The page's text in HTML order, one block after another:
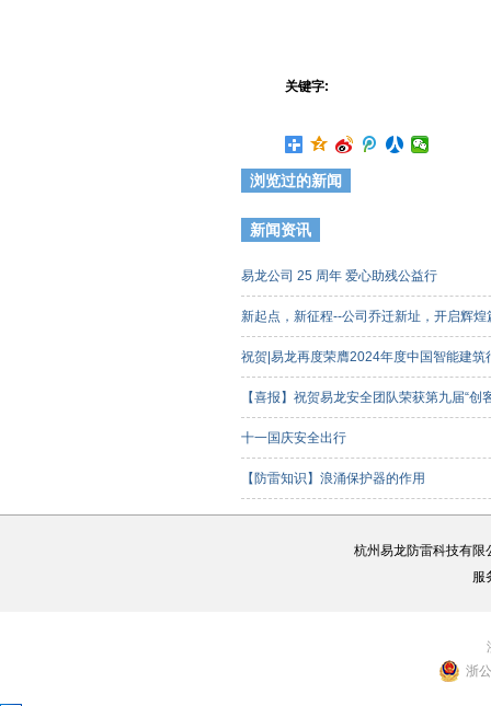
关键字:
浏览过的新闻
新闻资讯
易龙公司 25 周年 爱心助残公益行
新起点，新征程--公司乔迁新址，开启辉
祝贺|易龙再度荣膺2024年度中国智能建
【喜报】祝贺易龙安全团队荣获第九届“
十一国庆安全出行
【防雷知识】浪涌保护器的作用
杭州易龙防雷科技有限
服
浙